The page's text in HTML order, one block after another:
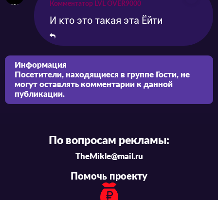
Комментатор LVL OVER9000
И кто это такая эта Ёйти
Информация
Посетители, находящиеся в группе Гости, не
могут оставлять комментарии к данной
публикации.
По вопросам рекламы:
TheMikle@mail.ru
Помочь проекту